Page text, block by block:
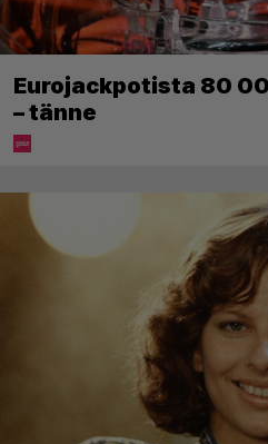
Eurojackpotista 80
– tänne